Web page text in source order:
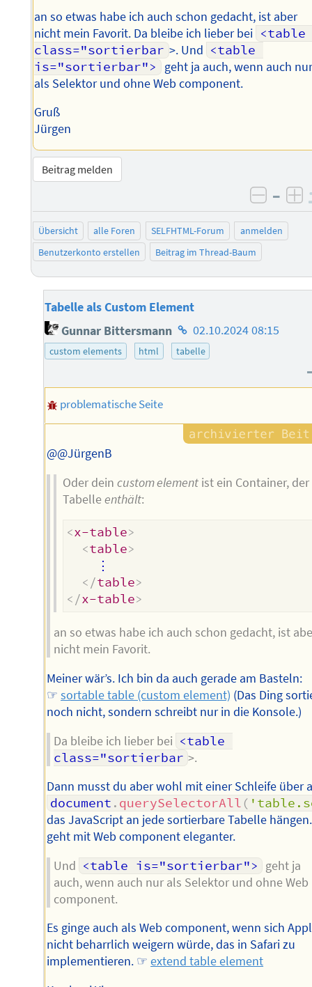
an so etwas habe ich auch schon gedacht, ist aber
nicht mein Favorit. Da bleibe ich lieber bei <table
class="sortierbar >. Und <table
is="sortierbar">
geht ja auch, wenn auch nur
als Selektor und ohne Web component.
Gruß
Jürgen
Beitrag melden
–
Übersicht alle Foren SELFHTML-Forum
anmelden
Benutzerkonto erstellen
Beitrag im Thread-Baum
Tabelle als Custom Element
Gunnar Bittersmann Homepage
des
02.10.2024 08:15
custom elements html tabelle
problematische Seite
@@JürgenB
Oder dein custom elementist ein Container, der
Tabelleenthält:
<x-table>
<table>
    ⋮
</table>
</x-table>
an so etwas habe ich auch schon gedacht, ist
nicht mein Favorit.
Meiner wär’s. Ich bin da auch gerade am Basteln:
☞sortable table (custom element) (Das Ding
noch nicht, sondern schreibt nur in die Konsole.)
Da bleibe ich lieber bei <table
class="sortierbar >.
Dann musst du aber wohl mit einer Schleife über
document . querySelectorAll (
das JavaScript an jede sortierbare Tabelle
geht mit Web component eleganter.
Und <table is="sortierbar"> geht ja
auch, wenn auch nur als Selektor und ohne Web
component.
Es ginge auch als Web component, wenn sich
nicht beharrlich weigern würde, das in Safari zu
implementieren. ☞extend table element